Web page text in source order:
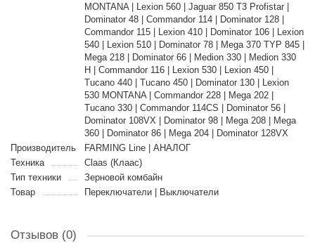
MONTANA | Lexion 560 | Jaguar 850 T3 Profistar |
Dominator 48 | Commandor 114 | Dominator 128 |
Commandor 115 | Lexion 410 | Dominator 106 | Lexion
540 | Lexion 510 | Dominator 78 | Mega 370 TYP 845 |
Mega 218 | Dominator 66 | Medion 330 | Medion 330
H | Commandor 116 | Lexion 530 | Lexion 450 |
Tucano 440 | Tucano 450 | Dominator 130 | Lexion
530 MONTANA | Commandor 228 | Mega 202 |
Tucano 330 | Commandor 114CS | Dominator 56 |
Dominator 108VX | Dominator 98 | Mega 208 | Mega
360 | Dominator 86 | Mega 204 | Dominator 128VX
Производитель
FARMING Line | АНАЛОГ
Техника
Claas (Клаас)
Тип техники
Зерновой комбайн
Товар
Переключатели | Выключатели
Отзывов (0)